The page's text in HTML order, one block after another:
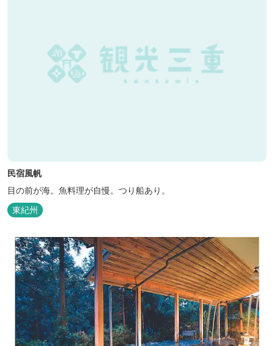
民宿風帆
目の前が海。魚料理が自慢。つり船あり。
東紀州